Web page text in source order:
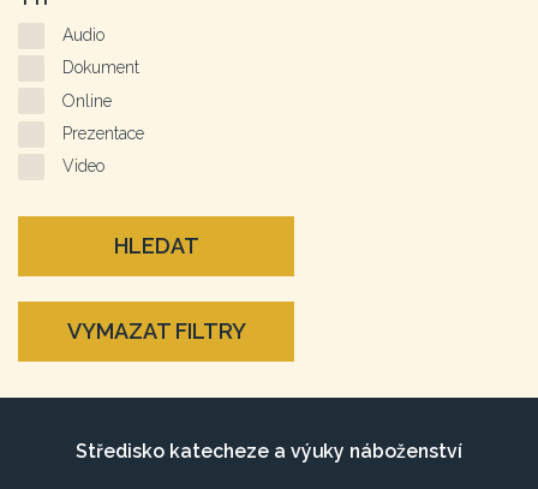
Audio
Dokument
Online
Prezentace
Video
HLEDAT
VYMAZAT FILTRY
Středisko katecheze a výuky náboženství